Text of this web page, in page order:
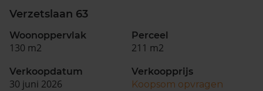
Verzetslaan 63
Woonoppervlak
130 m2
Perceel
211 m2
Verkoopdatum
30 juni 2026
Verkoopprijs
Koopsom opvragen